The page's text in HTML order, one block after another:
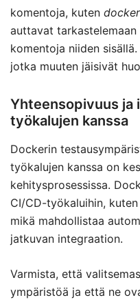
komentoja, kuten
auttavat
komentoja niiden
jotka muuten jäisivät
Yhteensopivuus ja
työkalujen kanssa
Dockerin
työkalujen kanssa on
kehitysprosessissa.
CI/CD-työkaluihin,
mikä mahdollistaa
jatkuvan integraation.
Varmista, että
ympäristöä ja että ne